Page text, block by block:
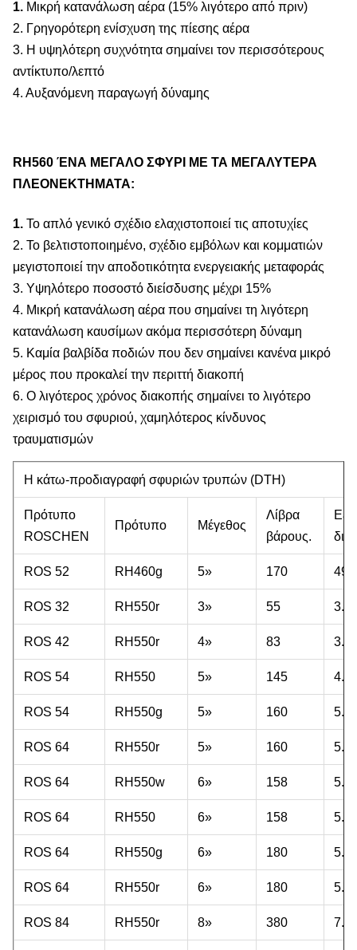
1. Μικρή κατανάλωση αέρα (15% λιγότερο από πριν)
2. Γρηγορότερη ενίσχυση της πίεσης αέρα
3. Η υψηλότερη συχνότητα σημαίνει τον περισσότερους
αντίκτυπο/λεπτό
4. Αυξανόμενη παραγωγή δύναμης
RH560 ΈΝΑ ΜΕΓΑΛΟ ΣΦΥΡΙ ΜΕ ΤΑ ΜΕΓΑΛΥΤΕΡΑ
ΠΛΕΟΝΕΚΤΗΜΑΤΑ:
1. Το απλό γενικό σχέδιο ελαχιστοποιεί τις αποτυχίες
2. Το βελτιστοποιημένο, σχέδιο εμβόλων και κομματιών
μεγιστοποιεί την αποδοτικότητα ενεργειακής μεταφοράς
3. Υψηλότερο ποσοστό διείσδυσης μέχρι 15%
4. Μικρή κατανάλωση αέρα που σημαίνει τη λιγότερη
κατανάλωση καυσίμων ακόμα περισσότερη δύναμη
5. Καμία βαλβίδα ποδιών που δεν σημαίνει κανένα μικρό
μέρος που προκαλεί την περιττή διακοπή
6. Ο λιγότερος χρόνος διακοπής σημαίνει το λιγότερο
χειρισμό του σφυριού, χαμηλότερος κίνδυνος
τραυματισμών
Η κάτω-προδιαγραφή σφυριών τρυπών (DTH)
Πρότυπο
ROSCHEN
Πρότυπο Μέγεθος
Λίβρα
βάρους.
ROS 52 RH460g 5» 170
ROS 32 RH550r 3» 55
ROS 42 RH550r 4» 83
ROS 54 RH550 5» 145
ROS 54 RH550g 5» 160
ROS 64 RH550r 5» 160
ROS 64 RH550w 6» 158
ROS 64 RH550 6» 158
ROS 64 RH550g 6» 180
ROS 64 RH550r 6» 180
ROS 84 RH550r 8» 380